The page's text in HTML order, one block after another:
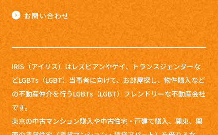
お問い合わせ
IRIS（アイリス）はレズビアンやゲイ、トランスジェンダーな
どLGBTs（LGBT）当事者に向けて、お部屋探し、 物件購入など
の不動産仲介を行うLGBTs（LGBT）フレンドリーな不動産会社
です。
東京の中古マンション購入や中古住宅・戸建て購入、関東、関